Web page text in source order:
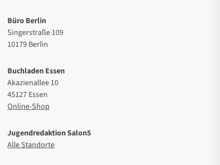
Büro Berlin
Singerstraße 109
10179 Berlin
Buchladen Essen
Akazienallee 10
45127 Essen
Online-Shop
Jugendredaktion Salon5
Alle Standorte